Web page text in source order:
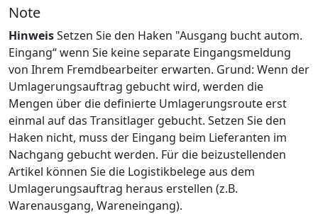
Note
HinweisSetzen Sie den Haken "Ausgang bucht autom.
Eingang“ wenn Sie keine separate Eingangsmeldung
von Ihrem Fremdbearbeiter erwarten. Grund: Wenn der
Umlagerungsauftrag gebucht wird, werden die
Mengen über die definierte Umlagerungsroute erst
einmal auf das Transitlager gebucht. Setzen Sie den
Haken nicht, muss der Eingang beim Lieferanten im
Nachgang gebucht werden. Für die beizustellenden
Artikel können Sie die Logistikbelege aus dem
Umlagerungsauftrag heraus erstellen (z.B.
Warenausgang, Wareneingang).